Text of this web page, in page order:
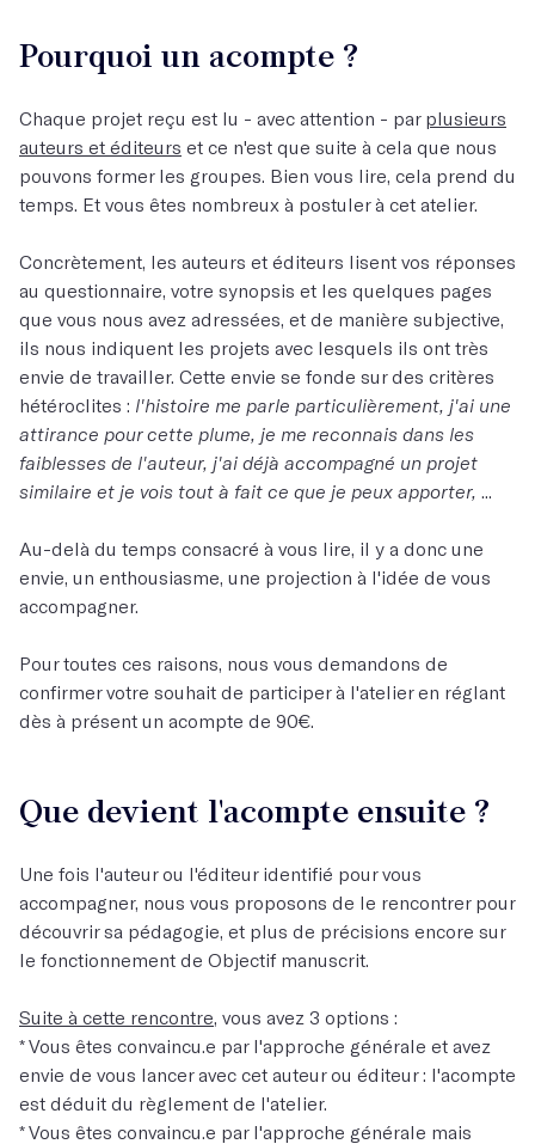
Pourquoi un acompte ?
Chaque projet reçu est lu - avec attention - par plusieurs
auteurs et éditeurs et ce n'est que suite à cela que nous
pouvons former les groupes. Bien vous lire, cela prend du
temps. Et vous êtes nombreux à postuler à cet atelier.
Concrètement, les auteurs et éditeurs lisent vos réponses
au questionnaire, votre synopsis et les quelques pages
que vous nous avez adressées, et de manière subjective,
ils nous indiquent les projets avec lesquels ils ont très
envie de travailler. Cette envie se fonde sur des critères
hétéroclites : l'histoire me parle particulièrement, j'ai une
attirance pour cette plume, je me reconnais dans les
faiblesses de l'auteur, j'ai déjà accompagné un projet
similaire et je vois tout à fait ce que je peux apporter, ...
Au-delà du temps consacré à vous lire, il y a donc une
envie, un enthousiasme, une projection à l'idée de vous
accompagner.
Pour toutes ces raisons, nous vous demandons de
confirmer votre souhait de participer à l'atelier en réglant
dès à présent un acompte de 90€.
Que devient l'acompte ensuite ?
Une fois l'auteur ou l'éditeur identifié pour vous
accompagner, nous vous proposons de le rencontrer pour
découvrir sa pédagogie, et plus de précisions encore sur
le fonctionnement de Objectif manuscrit.
Suite à cette rencontre, vous avez 3 options :
* Vous êtes convaincu.e par l'approche générale et avez
envie de vous lancer avec cet auteur ou éditeur : l'acompte
est déduit du règlement de l'atelier.
* Vous êtes convaincu.e par l'approche générale mais